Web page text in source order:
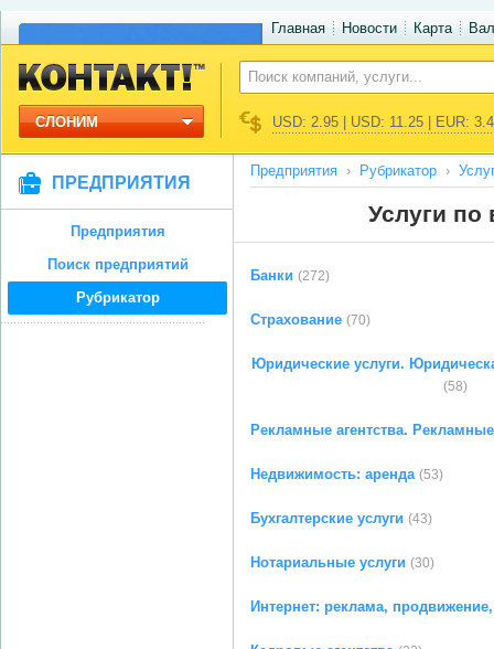
Главная Новости Карта
СЛОНИМ USD: 2.95 | USD: 11.25 | EUR:
ПРЕДПРИЯТИЯ
Предприятия
Поиск предприятий
Рубрикатор
Предприятия Рубрикатор
Услуги
Банки (272)
Страхование (70)
Юридические услуги.
(58)
Рекламные агентства.
Недвижимость: аренда (53)
Бухгалтерские услуги (43)
Нотариальные услуги (30)
Интернет: реклама,